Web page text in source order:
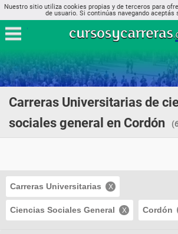
Nuestro sitio utiliza cookies propias y de terceros para
de usuario. Si continúas navegando aceptás
Carreras Universitarias de
sociales general en Cordón
Carreras Universitarias
Ciencias Sociales General Cordón